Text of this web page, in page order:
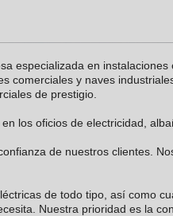
especializada en instalaciones
comerciales y naves
de prestigio.
los oficios de electricidad,
de nuestros clientes.
de todo tipo, así como
Nuestra prioridad es la